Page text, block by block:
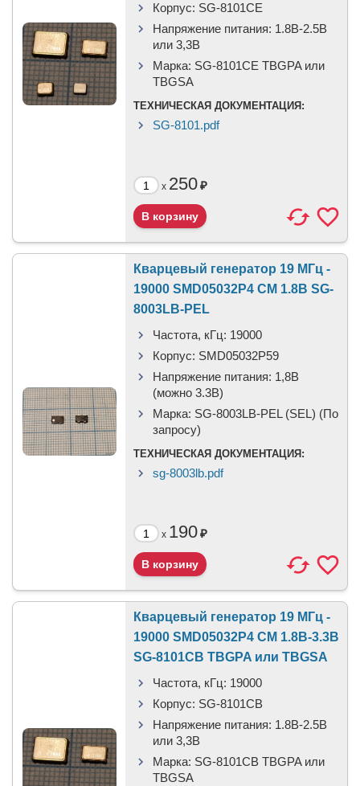
Корпус: SG-8101CE
Напряжение питания: 1.8В-2.5B
или 3,3B
Марка: SG-8101CE TBGPA или
TBGSA
ТЕХНИЧЕСКАЯ ДОКУМЕНТАЦИЯ:
SG-8101.pdf
x 250₽
Кварцевый генератор 19 МГц -
19000 SMD05032P4 CM 1.8В SG-
8003LB-PEL
Частота, кГц: 19000
Корпус: SMD05032P59
Напряжение питания: 1,8В
(можно 3.3В)
Марка: SG-8003LB-PEL (SEL) (По
запросу)
ТЕХНИЧЕСКАЯ ДОКУМЕНТАЦИЯ:
sg-8003lb.pdf
x 190₽
Кварцевый генератор 19 МГц -
19000 SMD05032P4 CM 1.8В-3.3В
SG-8101CB TBGPA или TBGSA
Частота, кГц: 19000
Корпус: SG-8101CB
Напряжение питания: 1.8В-2.5B
или 3,3B
Марка: SG-8101CB TBGPA или
TBGSA